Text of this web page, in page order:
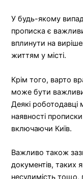
У будь-якому
прописка є
вплинути на
життям у місті.
Крім того, варто
може бути
Деякі роботодавці
наявності
включаючи Київ.
Важливо також
документів, таких
несудимість тощо,